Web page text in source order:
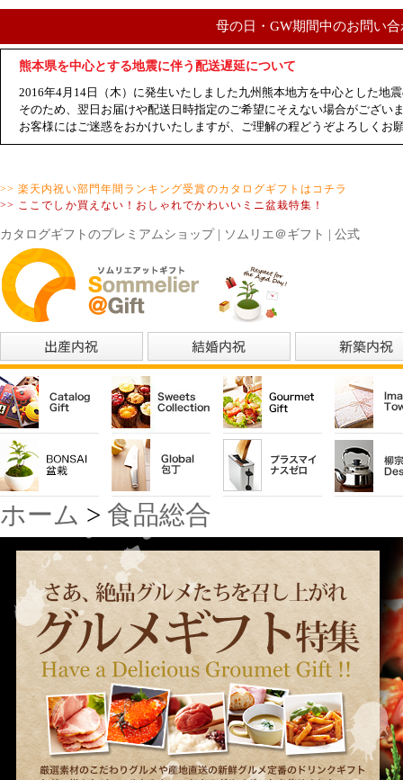
母の日・GW期間中のお問い
熊本県を中心とする地震に伴う配送遅延について
2016年4月14日（木）に発生いたしました九州熊本地方を中心とした地
そのため、翌日お届けや配送日時指定のご希望にそえない場合がござい
お客様にはご迷惑をおかけいたしますが、ご理解の程どうぞよろしくお
>> 楽天内祝い部門年間ランキング受賞のカタログギフトはコチラ
>> ここでしか買えない！おしゃれでかわいいミニ盆栽特集！
カタログギフトのプレミアムショップ | ソムリエ＠ギフト | 公式
ホーム > 食品総合